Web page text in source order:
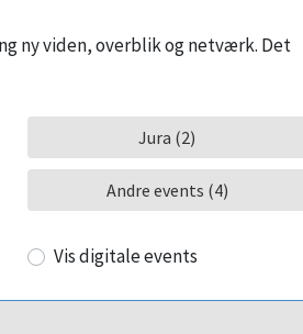
ny viden, overblik og netværk. Det
Jura (2)
Andre events (4)
Vis digitale events